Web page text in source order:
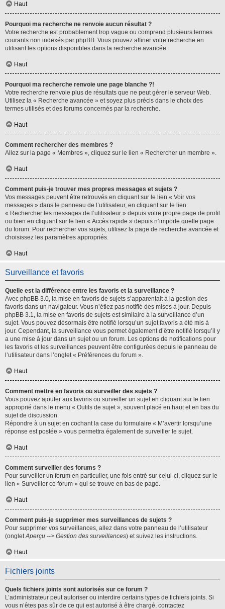
Haut
Pourquoi ma recherche ne renvoie aucun résultat ?
Votre recherche est probablement trop vague ou comprend plusieurs termes
courants non indexés par phpBB. Vous pouvez affiner votre recherche en
utilisant les options disponibles dans la recherche avancée.
Haut
Pourquoi ma recherche renvoie une page blanche ?!
Votre recherche renvoie plus de résultats que ne peut gérer le serveur Web.
Utilisez la « Recherche avancée » et soyez plus précis dans le choix des
termes utilisés et des forums concernés par la recherche.
Haut
Comment rechercher des membres ?
Allez sur la page « Membres », cliquez sur le lien « Rechercher un membre ».
Haut
Comment puis-je trouver mes propres messages et sujets ?
Vos messages peuvent être retrouvés en cliquant sur le lien « Voir vos
messages » dans le panneau de l’utilisateur, en cliquant sur le lien
« Rechercher les messages de l’utilisateur » depuis votre propre page de profil
ou bien en cliquant sur le lien « Accès rapide » depuis n’importe quelle page
du forum. Pour rechercher vos sujets, utilisez la page de recherche avancée et
choisissez les paramètres appropriés.
Haut
Surveillance et favoris
Quelle est la différence entre les favoris et la surveillance ?
Avec phpBB 3.0, la mise en favoris de sujets s’apparentait à la gestion des
favoris dans un navigateur. Vous n’étiez pas notifié des mises à jour. Depuis
phpBB 3.1, la mise en favoris de sujets est similaire à la surveillance d’un
sujet. Vous pouvez désormais être notifié lorsqu’un sujet favoris a été mis à
jour. Cependant, la surveillance vous permet également d’être notifié lorsqu’il y
a une mise à jour dans un sujet ou un forum. Les options de notifications pour
les favoris et les surveillances peuvent être configurées depuis le panneau de
l’utilisateur dans l’onglet « Préférences du forum ».
Haut
Comment mettre en favoris ou surveiller des sujets ?
Vous pouvez ajouter aux favoris ou surveiller un sujet en cliquant sur le lien
approprié dans le menu « Outils de sujet », souvent placé en haut et en bas du
sujet de discussion.
Répondre à un sujet en cochant la case du formulaire « M’avertir lorsqu’une
réponse est postée » vous permettra également de surveiller le sujet.
Haut
Comment surveiller des forums ?
Pour surveiller un forum en particulier, une fois entré sur celui-ci, cliquez sur le
lien « Surveiller ce forum » qui se trouve en bas de page.
Haut
Comment puis-je supprimer mes surveillances de sujets ?
Pour supprimer vos surveillances, allez dans votre panneau de l’utilisateur
(ongletAperçu --> Gestion des surveillances) et suivez les instructions.
Haut
Fichiers joints
Quels fichiers joints sont autorisés sur ce forum ?
L’administrateur peut autoriser ou interdire certains types de fichiers joints. Si
vous n’êtes pas sûr de ce qui est autorisé à être chargé, contactez